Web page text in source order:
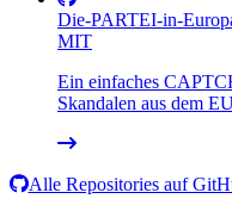
Die-PARTEI-in-
MIT
Ein einfaches
Skandalen aus dem
Alle Repositories auf